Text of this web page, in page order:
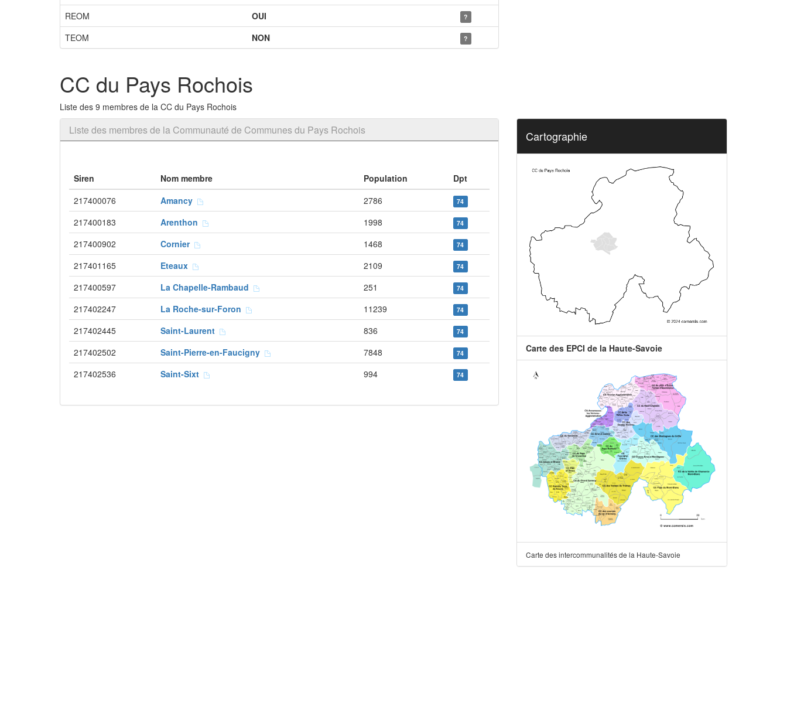
REOM
OUI ?
TEOM NON ?
CC du Pays Rochois
Liste des 9 membres de la CC du Pays Rochois
Liste des membres de la Communauté de Communes du Pays Rochois
Siren Nom membre Population
Dpt
217400076
Amancy 2786 74
217400183 Arenthon 1998 74
217400902 Cornier 1468 74
217401165 Eteaux 2109 74
217400597 La Chapelle-Rambaud 251 74
217402247 La Roche-sur-Foron 11239 74
217402445 Saint-Laurent 836 74
217402502 Saint-Pierre-en-Faucigny 7848 74
217402536 Saint-Sixt 994 74
Cartographie
Carte des EPCI de la Haute-Savoie
Carte des intercommunalités de la Haute-Savoie